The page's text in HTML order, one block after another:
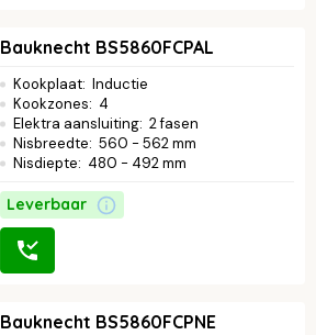
Bauknecht BS5860FCPAL
Kookplaat: Inductie
Kookzones: 4
Elektra aansluiting: 2 fasen
Nisbreedte: 560 - 562 mm
Nisdiepte: 480 - 492 mm
Leverbaar
Bauknecht BS5860FCPNE